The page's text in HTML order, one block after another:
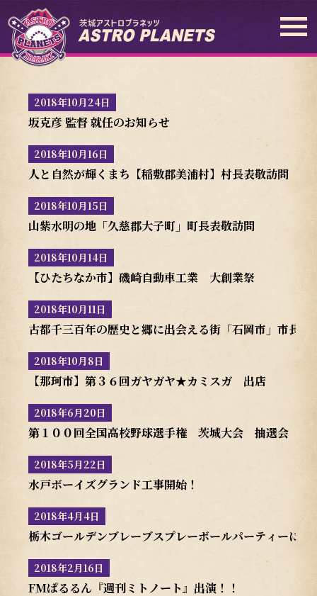
2018年10月24日
坂克彦 監督 就任のお知らせ
2018年10月16日
人と自然が輝くまち【稲敷郡美浦村】村長表敬訪問
2018年10月15日
山紫水明の地「久慈郡大子町」町長表敬訪問
2018年10月14日
【ひたちなか市】磯崎自動車工業 大創業祭
2018年10月11日
古都千三百年の歴史と郷に出会える街「石岡市」市長表
2018年10月8日
【那珂市】第３６回ガヤガヤ★カミスガ 出店
2018年6月20日
第１００回全国高校野球選手権 茨城大会 抽選会
2018年5月22日
水戸ボーイズグランド工事開始！
2018年4月4日
栃木ゴールデンブレーブスプレーボールパーティーに参
2018年2月16日
FMぱるるん『週刊ミトノート』出演！！